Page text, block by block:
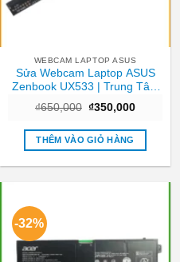
WEBCAM LAPTOP ASUS
Sửa Webcam Laptop ASUS
Zenbook UX533 | Trung Tâm
₫650,000 Giá
là:
₫650,000.
₫350,000Giá
tại
₫350,000.
THÊM VÀO GIỎ HÀNG
-32%